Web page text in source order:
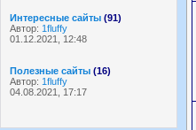
Интересные сайты (91)
Автор: 1fluffy
01.12.2021, 12:48
Полезные сайты (16)
Автор: 1fluffy
04.08.2021, 17:17